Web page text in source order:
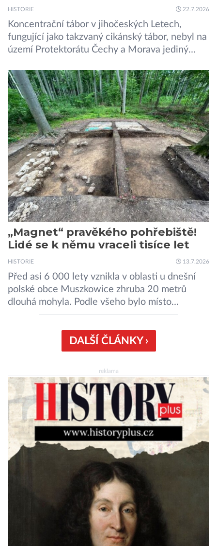
HISTORIE 22.7.2026
Koncentrační tábor v jihočeských Letech,
fungující jako takzvaný cikánský tábor, nebyl na
území Protektorátu Čechy a Morava jediný
takový. Další se nacházel na Moravě, konkrétně
v Hodoníně u Kunštátu. Jeho pozůstatky byly
nedávno odkrývány archeology. Někteří z asi
1400 Romů a Sintů, kteří byli v táboře
internováni, v něm vydechli naposledy. Jiné
čekal transport do […]
„Magnet“ pravěkého pohřebiště!
Lidé se k němu vraceli tisíce let
HISTORIE 13.7.2026
Před asi 6 000 lety vznikla v oblasti u dnešní
polské obce Muszkowice zhruba 20 metrů
dlouhá mohyla. Podle všeho bylo místo
vnímáno jako posvátné tisíce let. Experti tak
mohyl, které se nacházejí v ose té starší. Na
archeologických pracích se podíleli experti ze
DALŠÍ ČLÁNKY ›
reklama